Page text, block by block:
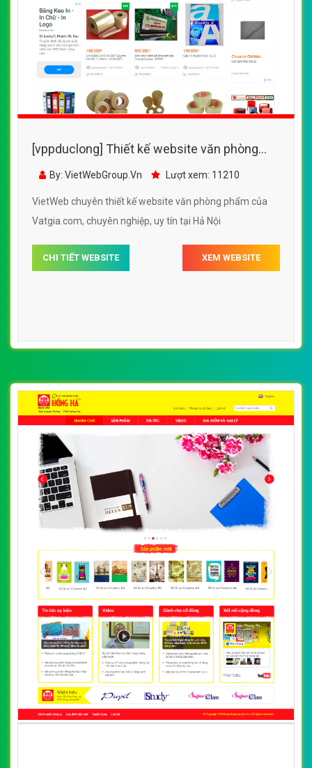
[vppduclong] Thiết kế website văn phòng
phẩm của Vatgia.com đẹp SEO tốt
By: VietWebGroup.Vn Lượt xem: 11210
VietWeb chuyên thiết kế website văn phòng phẩm của
Vatgia.com, chuyên nghiệp, uy tín tại Hả Nội
CHI TIẾT WEBSITE XEM WEBSITE